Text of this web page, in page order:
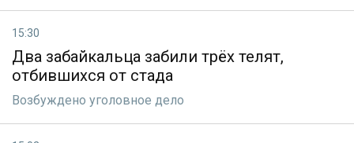
15:30
Два забайкальца забили трёх телят,
отбившихся от стада
Возбуждено уголовное дело